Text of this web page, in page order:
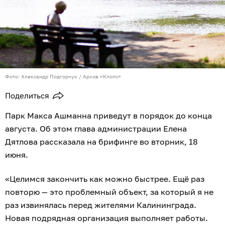
Фото: Александр Подгорчук / Архив «Клопс»
Поделиться
Парк Макса Ашманна приведут в порядок до конца
августа. Об этом глава администрации Елена
Дятлова рассказала на брифинге во вторник, 18
июня.
«Целимся закончить как можно быстрее. Ещё раз
повторю — это проблемный объект, за который я не
раз извинялась перед жителями Калининграда.
Новая подрядная организация выполняет работы.